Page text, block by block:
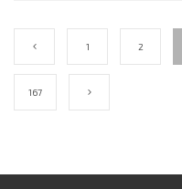
1 2
167